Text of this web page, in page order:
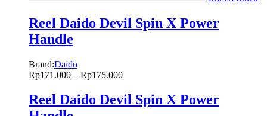
Reel Daido Devil Spin X Power
Handle
Brand:Daido
Rp171.000 – Rp175.000
Reel Daido Devil Spin X Power